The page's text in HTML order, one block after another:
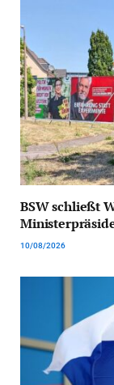
BSW schließt
10/08/2026